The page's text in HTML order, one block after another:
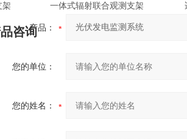
架
一体式辐射联合观测支架
咨询产品：
您的单位：
您的姓名：